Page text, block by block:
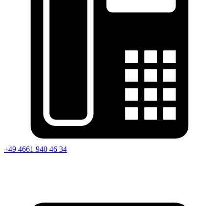
+49 4661 940 46 34